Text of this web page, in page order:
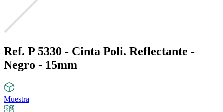
Ref. P 5330 - Cinta Poli. Reflectante -
Negro - 15mm
Muestra